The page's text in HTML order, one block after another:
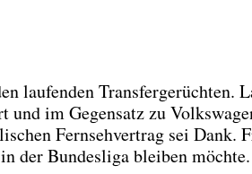
lau­fen­den Trans­fer­ge­rüch­ten.
und im Gegen­satz zu
Fern­seh­ver­trag sei
der Bun­des­li­ga blei­ben möch­te.